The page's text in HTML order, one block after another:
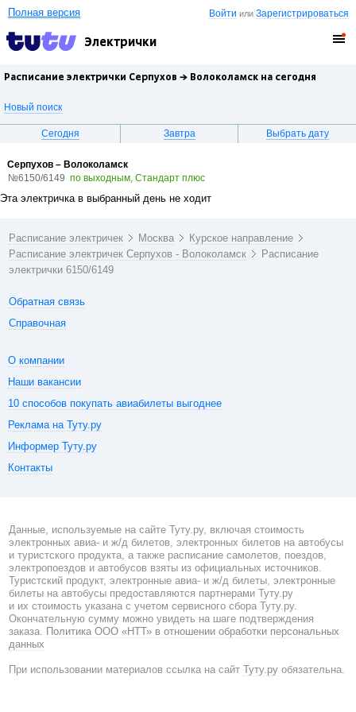
Войти илиЗарегистрироваться
Полная версия
Электрички
Расписание электрички Серпухов → Волоколамск на сегодня
Новый поиск
Сегодня Завтра Выбрать дату
Серпухов – Волоколамск
№6150/6149 по выходным, Стандарт плюс
Эта электричка в выбранный день не ходит
Расписание электричек Москва
Курское направление
Расписание электричек Серпухов - Волоколамск
Расписание
электрички 6150/6149
Обратная связь
Справочная
О компании
Наши вакансии
10 способов покупать авиабилеты выгоднее
Реклама на Туту.ру
Информер Туту.ру
Контакты
Данные, используемые на сайте Туту.ру, включая стоимость
электронных авиа- и ж/д билетов, электронных билетов на автобусы
и туристского продукта, а также расписание самолетов, поездов,
электропоездов и автобусов взяты из официальных источников.
Туристский продукт, электронные авиа- и ж/д билеты, электронные
билеты на автобусы предоставляются партнерами Туту.ру
и их стоимость указана с учетом сервисного сбора Туту.ру.
Окончательную сумму можно увидеть на шаге подтверждения
заказа. Политика ООО «НТТ» в отношении обработки персональных
данных
При использовании материалов ссылка на сайт Туту.ру обязательна.